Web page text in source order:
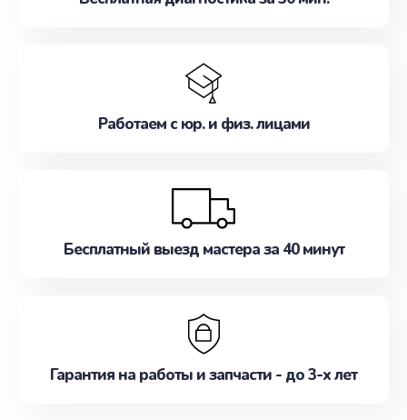
Работаем с юр. и физ. лицами
Бесплатный выезд мастера за 40 минут
Гарантия на работы и запчасти - до 3-х лет